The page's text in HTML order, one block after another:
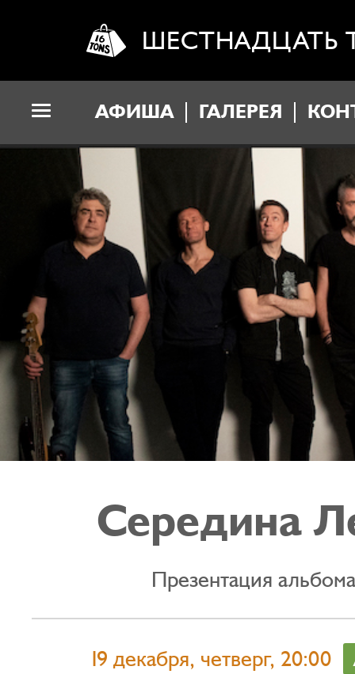
ШЕСТНАДЦАТЬ
АФИША ГАЛЕРЕЯ
Середина
Презентация альбома
19 декабря, четверг, 20:00